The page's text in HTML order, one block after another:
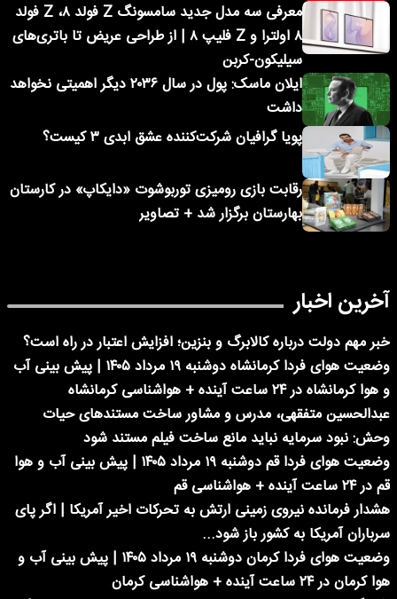
معرفی سه مدل جدید سامسونگ Z فولد ۸، Z فولد
۸ اولترا و Z فلیپ ۸ | از طراحی عریض تا باتری‌های
سیلیکون-کربن
ایلان ماسک: پول در سال ۲۰۳۶ دیگر اهمیتی نخواهد
داشت
پویا گرافیان شرکت‌کننده عشق ابدی ۳ کیست؟
رقابت بازی رومیزی توربوشوت «دایکاپ» در کارستان
بهارستان برگزار شد + تصاویر
آخرین اخبار
خبر مهم دولت درباره کالابرگ و بنزین؛ افزایش اعتبار در راه است؟
وضعیت هوای فردا کرمانشاه دوشنبه ۱۹ مرداد ۱۴۰۵ | پیش بینی آب
و هوا کرمانشاه در ۲۴ ساعت آینده + هواشناسی کرمانشاه
عبدالحسین متفقهی، مدرس و مشاور ساخت مستندهای حیات
وحش: نبود سرمایه نباید مانع ساخت فیلم مستند شود
وضعیت هوای فردا قم دوشنبه ۱۹ مرداد ۱۴۰۵ | پیش بینی آب و هوا
قم در ۲۴ ساعت آینده + هواشناسی قم
هشدار فرمانده نیروی زمینی ارتش به تحرکات اخیر آمریکا | اگر پای
سرباران آمریکا به کشور باز شود...
وضعیت هوای فردا کرمان دوشنبه ۱۹ مرداد ۱۴۰۵ | پیش بینی آب و
هوا کرمان در ۲۴ ساعت آینده + هواشناسی کرمان